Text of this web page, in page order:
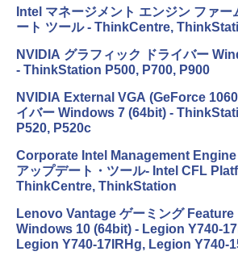
Intel マネージメント エンジン ファー
ート ツール - ThinkCentre,
NVIDIA グラフィック ドライバー
- ThinkStation P500, P700, P900
NVIDIA External VGA (GeForce
イバー Windows 7 (64bit) -
P520, P520c
Corporate Intel Management Engine
アップデート・ツール- Intel CFL
ThinkCentre, ThinkStation
Lenovo Vantage ゲーミング Feature
Windows 10 (64bit) - Legion Y740-
Legion Y740-17IRHg, Legion Y740-